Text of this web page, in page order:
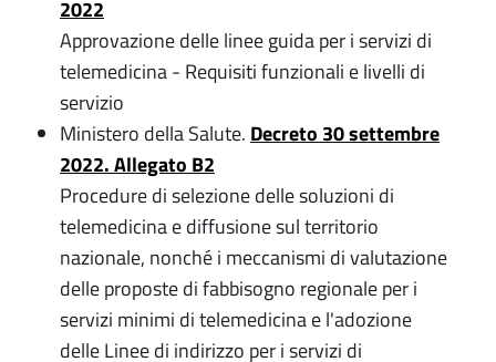
2022
Approvazione delle linee guida per i servizi di
telemedicina - Requisiti funzionali e livelli di
servizio
Ministero della Salute. Decreto 30 settembre
2022. Allegato B2
Procedure di selezione delle soluzioni di
telemedicina e diffusione sul territorio
nazionale, nonché i meccanismi di valutazione
delle proposte di fabbisogno regionale per i
servizi minimi di telemedicina e l'adozione
delle Linee di indirizzo per i servizi di